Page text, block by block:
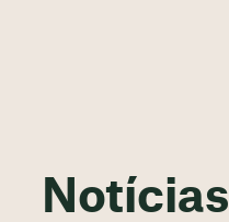
Notícias